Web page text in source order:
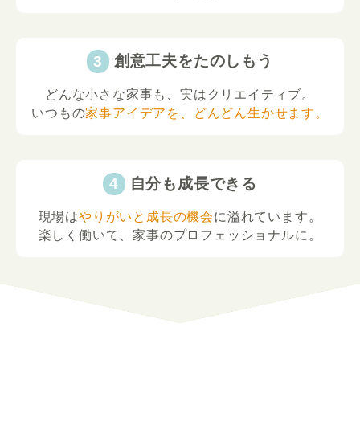
創意工夫をたのしもう
どんな小さな家事も、実はクリエイティブ。
いつもの家事アイデアを、どんどん生かせます。
自分も成長できる
現場はやりがいと成長の機会に溢れています。
楽しく働いて、家事のプロフェッショナルに。